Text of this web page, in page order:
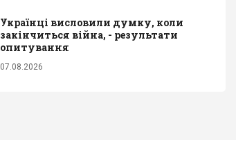
Українці висловили думку, коли
закінчиться війна, - результати
опитування
07.08.2026